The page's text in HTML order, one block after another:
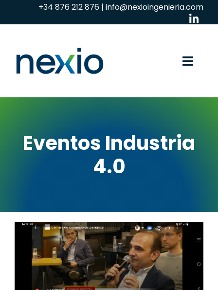
+34 876 212 876 |info@nexioingenieria.com
Industria
Empresa
Contacto
Eventos Industria
4.0